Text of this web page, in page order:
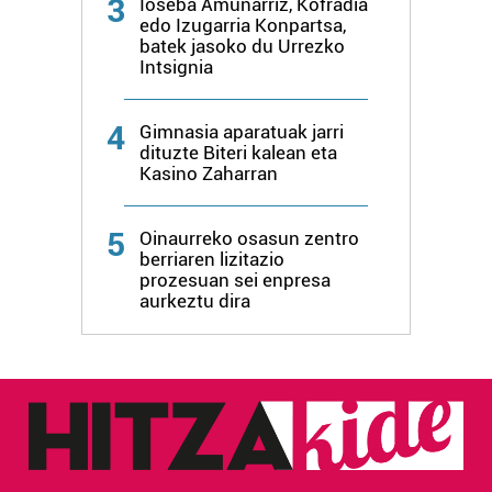
buruzko informazio gehiago eta ezarri zure lehentasunak
datuen atalean. Edozein unetan alda edo ken dezakezu
zure baimena Cookieen adierazpenean.
Webgune honek cookie propioak eta hirugarrenen cookie-
fitxategiak erabiltzen ditu. Zure esperientzia eta
zerbitzuak hobetzeko asmoz, cookie teknologiaz
baliatzen gara. Ohar hau onartuz gero, teknologia hori
erabiltzeko baimen esplizitua ematen diguzu.
3
Ioseba Amunarriz, Kofradia
edo Izugarria Konpartsa,
batek jasoko du Urrezko
Intsignia
4
Gimnasia aparatuak jarri
dituzte Biteri kalean eta
Kasino Zaharran
5
Oinaurreko osasun zentro
berriaren lizitazio
prozesuan sei enpresa
aurkeztu dira